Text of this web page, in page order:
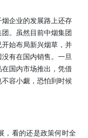
企业的发展路上还存
。虽然目前中烟集团
始布局新兴烟草，并
有在国内销售。一旦
国内市场推出，凭借
容小觑，恐怕到时候
，看的还是政策何时全